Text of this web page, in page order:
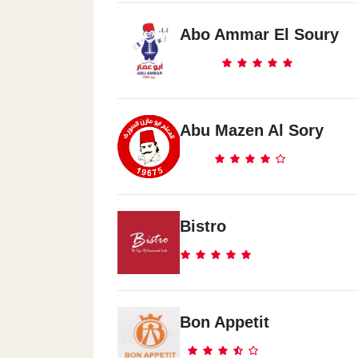
Sheikh Zayed City
Sheikh Zayed City - Waslet Dahshout
Abo Ammar El Soury
Abu Mazen Al Sory
Bistro
Bon Appetit